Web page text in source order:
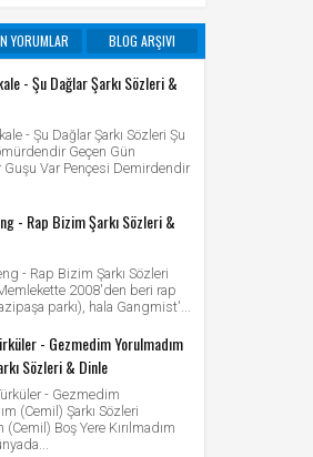
YORUMLAR BLOG ARŞIVI
- Şu Dağlar Şarkı Sözleri &
- Şu Dağlar Şarkı Sözleri Şu
Geçen Gün
Var Pençesi Demirdendir
- Rap Bizim Şarkı Sözleri &
- Rap Bizim Şarkı Sözleri
2008'den beri rap
parkı), hala Gangmist'...
- Gezmedim Yorulmadım
Sözleri & Dinle
- Gezmedim
(Cemil) Şarkı Sözleri
Boş Yere Kırılmadım